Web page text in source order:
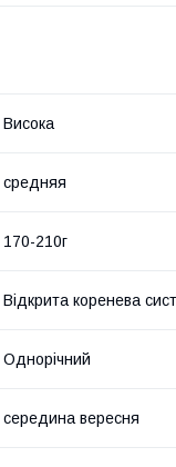
Висока
средняя
170-210г
Відкрита коренева
Однорічний
середина вересня